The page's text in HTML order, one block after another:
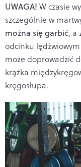
UWAGA! W czasie
szczególnie w
można się garbić, a
odcinku
może doprowadzić
krążka
kręgosłupa.